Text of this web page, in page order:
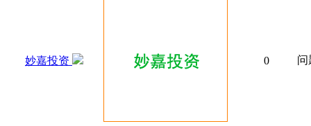
妙嘉投资 0 问